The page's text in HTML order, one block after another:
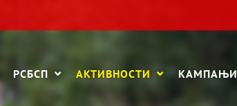
РСБСП АКТИВНОСТИ КАМПАЊИ